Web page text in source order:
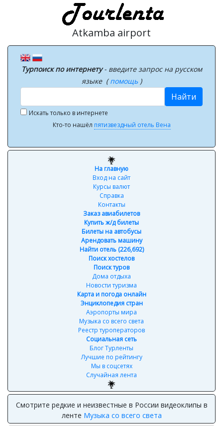
Atkamba airport
Турпоиск по интернету- введите запрос на русском
языке (помощь )
Найти
Искать только в интернете
Кто-то нашёл пятизвездный отель Вена
На главную
Вход на сайт
Курсы валют
Справка
Контакты
Заказ авиабилетов
Купить ж/д билеты
Билеты на автобусы
Арендовать машину
Найти отель (226,692)
Поиск хостелов
Поиск туров
Дома отдыха
Новости туризма
Карта и погода онлайн
Энциклопедия стран
Аэропорты мира
Музыка со всего света
Реестр туроператоров
Социальная сеть
Блог Турленты
Лучшие по рейтингу
Мы в соцсетях
Случайная лента
Смотрите редкие и неизвестные в России видеоклипы в
ленте Музыка со всего света